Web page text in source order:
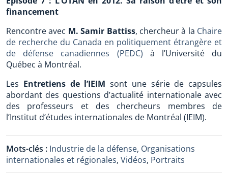
financement
Rencontre avec M. Samir Battiss, chercheur à la Chaire
de recherche du Canada en politiquement étrangère et
de défense canadiennes (PEDC) à l’Université du
Québec à Montréal.
Les Entretiens de l’IEIM sont une série de capsules
abordant des questions d’actualité internationale avec
des professeurs et des chercheurs membres de
l’Institut d’études internationales de Montréal (IEIM).
Mots-clés : Industrie de la défense, Organisations
internationales et régionales, Vidéos, Portraits